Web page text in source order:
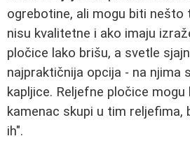
ogrebotine, ali mogu biti nešto
nisu kvalitetne i ako imaju
pločice lako brišu, a svetle
najpraktičnija opcija - na njima
kapljice. Reljefne pločice mogu
kamenac skupi u tim reljefima,
ih".